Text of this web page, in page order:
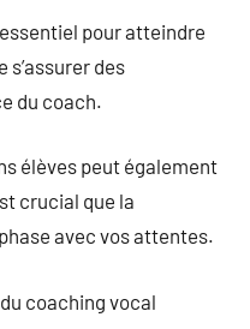
pour atteindre
des
du coach.
élèves peut également
crucial que la
avec vos attentes.
coaching vocal